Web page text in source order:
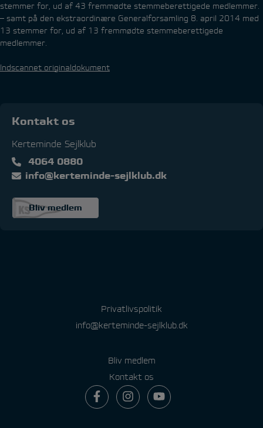
stemmer for, ud af 43 fremmødte stemmeberettigede medlemmer.
– samt på den ekstraordinære Generalforsamling 8. april 2014 med
13 stemmer for, ud af 13 fremmødte stemmeberettigede
medlemmer.
Indscannet originaldokument
Kontakt os
Kerteminde Sejlklub
4064 0880
info@kerteminde-sejlklub.dk
Bliv medlem
Privatlivspolitik
info@kerteminde-sejlklub.dk
Bliv medlem
Kontakt os